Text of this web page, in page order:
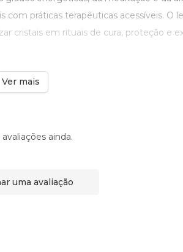
com práticas terapêuticas acessíveis. O
cristais em rituais de cura, proteção e
Ver mais
ainda.
uma avaliação